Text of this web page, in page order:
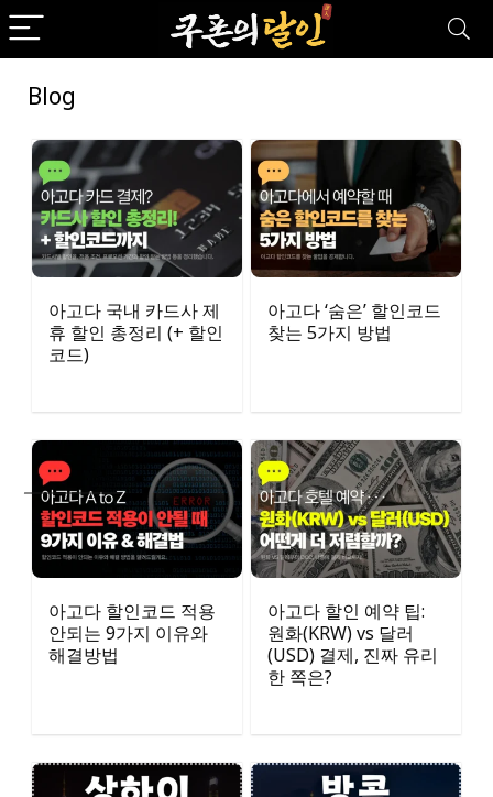
Blog
아고다 국내 카드사 제
휴 할인 총정리 (+ 할인
코드)
아고다 ‘숨은’ 할인코드
찾는 5가지 방법
아고다 할인코드 적용
안되는 9가지 이유와
해결방법
아고다 할인 예약 팁:
원화(KRW) vs 달러
(USD) 결제, 진짜 유리
한 쪽은?